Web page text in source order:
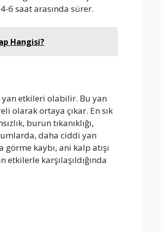
6 saat arasında sürer.
Hangisi?
yan etkileri olabilir. Bu yan
olarak ortaya çıkar. En sık
burun tıkanıklığı,
daha ciddi yan
kaybı, ani kalp atışı
etkilerle karşılaşıldığında